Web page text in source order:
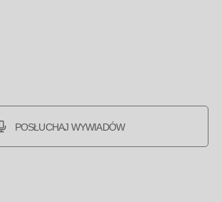
POSŁUCHAJ WYWIADÓW